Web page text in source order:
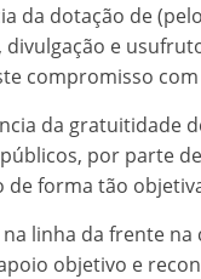
da dotação de
e
compromisso
da gratuitidade
por parte
forma tão
linha da frente
objetivo e